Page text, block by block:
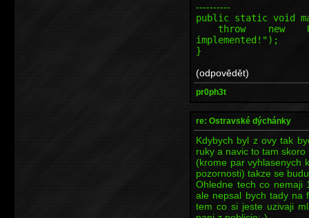
----------
public static void
throw new
implemented!");
}
(odpovědět)
pr0ph3t
re: Ostravské dýchánky
Kdybych byl z ovy tak
ruky a navic to tam skoro
(krome par vyhlasenych
pozornosti) takze se
Ohledne tech co nemaji
ale nepsal bych tady na
tem co si jeste uzivaji